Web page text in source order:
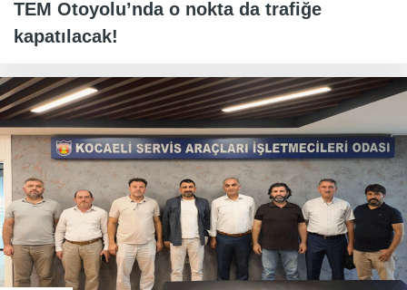
TEM Otoyolu’nda o nokta da trafiğe
kapatılacak!